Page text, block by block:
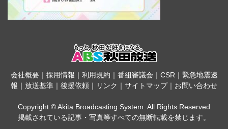
会社概要｜ 採用情報 ｜ 利用規約 ｜ 番組審議会 ｜ CSR｜ 緊急地震速
報 ｜ 放送基準 ｜ 後援依頼 ｜ リンク ｜ サイトマップ｜ お問い合わせ
Copyright © Akita Broadcasting System. All Rights Reserved
掲載されている記事・写真等すべての無断転載を禁じます。